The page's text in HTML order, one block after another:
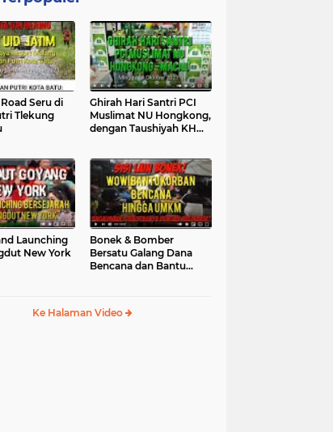
Seru di
Tlekung
Ghirah Hari Santri PCI
Muslimat NU Hongkong,
dengan Taushiyah KH
Launching
New York
Bonek & Bomber
Bersatu Galang Dana
Bencana dan Bantu
Ke Halaman Video